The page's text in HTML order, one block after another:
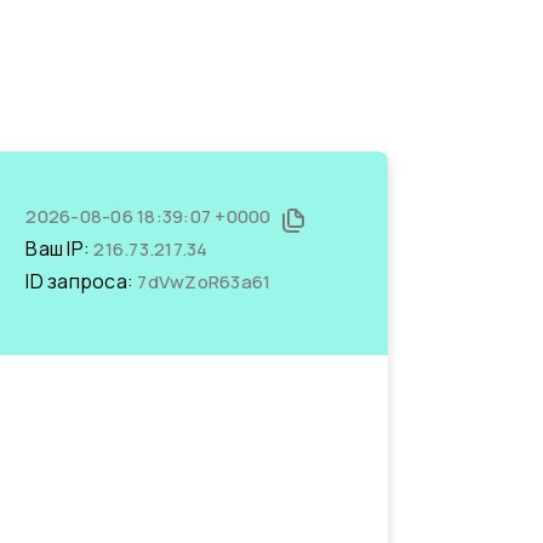
2026-08-06 18:39:07 +0000
Ваш IP:216.73.217.34
ID запроса: 7dVwZoR63a61